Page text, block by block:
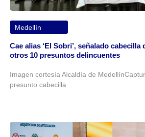
Medellín
Cae alias ‘El Sobri’, señalado cabecilla
otros 10 presuntos delincuentes
Imagen cortesía Alcaldía de
presunto cabecilla